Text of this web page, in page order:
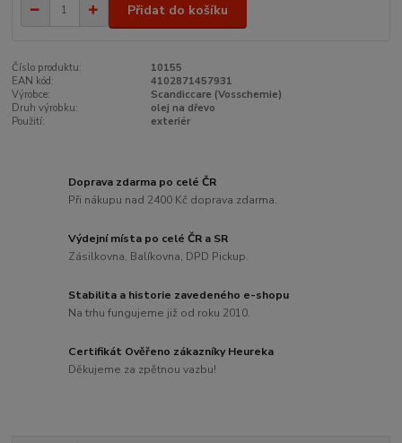
Přidat do košíku
Číslo produktu:
10155
EAN kód:
4102871457931
Výrobce:
Scandiccare (Vosschemie)
Druh výrobku:
olej na dřevo
Použití:
exteriér
Doprava zdarma po celé ČR
Při nákupu nad 2400 Kč doprava zdarma.
Výdejní místa po celé ČR a SR
Zásilkovna, Balíkovna, DPD Pickup.
Stabilita a historie zavedeného e-shopu
Na trhu fungujeme již od roku 2010.
Certifikát Ověřeno zákazníky Heureka
Děkujeme za zpětnou vazbu!